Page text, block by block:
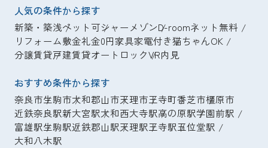
人気の条件から探す
新築・築浅ペット可シャーメゾンD-roomネット無料
リフォーム敷金礼金0円家具家電付き猫ちゃんOK
分譲賃貸戸建賃貸オートロックVR内見
おすすめ条件から探す
奈良市生駒市大和郡山市天理市王寺町香芝市橿原市
近鉄奈良駅新大宮駅大和西大寺駅高の原駅学園前駅
富雄駅生駒駅近鉄郡山駅天理駅王寺駅五位堂駅
大和八木駅